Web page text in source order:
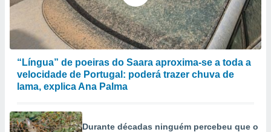
“Língua” de poeiras do Saara aproxima-se a toda a
velocidade de Portugal: poderá trazer chuva de
lama, explica Ana Palma
Durante décadas ninguém percebeu que o